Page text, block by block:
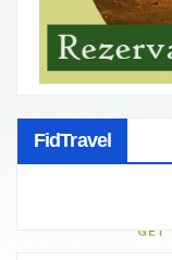
FidTravel